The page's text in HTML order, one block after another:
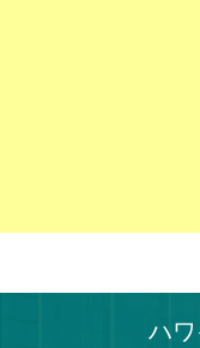
ハ